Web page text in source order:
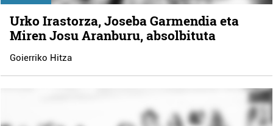
Urko Irastorza, Joseba Garmendia eta
Miren Josu Aranburu, absolbituta
Goierriko Hitza